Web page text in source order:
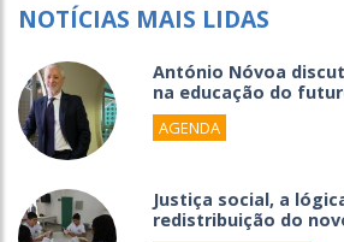
NOTÍCIAS MAIS LIDAS
António Nóvoa
na educação do
AGENDA
Justiça social, a
redistribuição do